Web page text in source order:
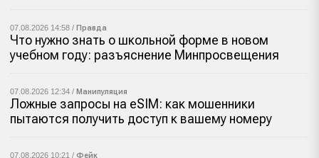
07.08.2026 14:58 / Правда
Что нужно знать о школьной форме в новом
учебном году: разъяснение Минпросвещения
07.08.2026 12:34 / Манипуляция
Ложные запросы на eSIM: как мошенники
пытаются получить доступ к вашему номеру
07.08.2026 10:21 / Фейк